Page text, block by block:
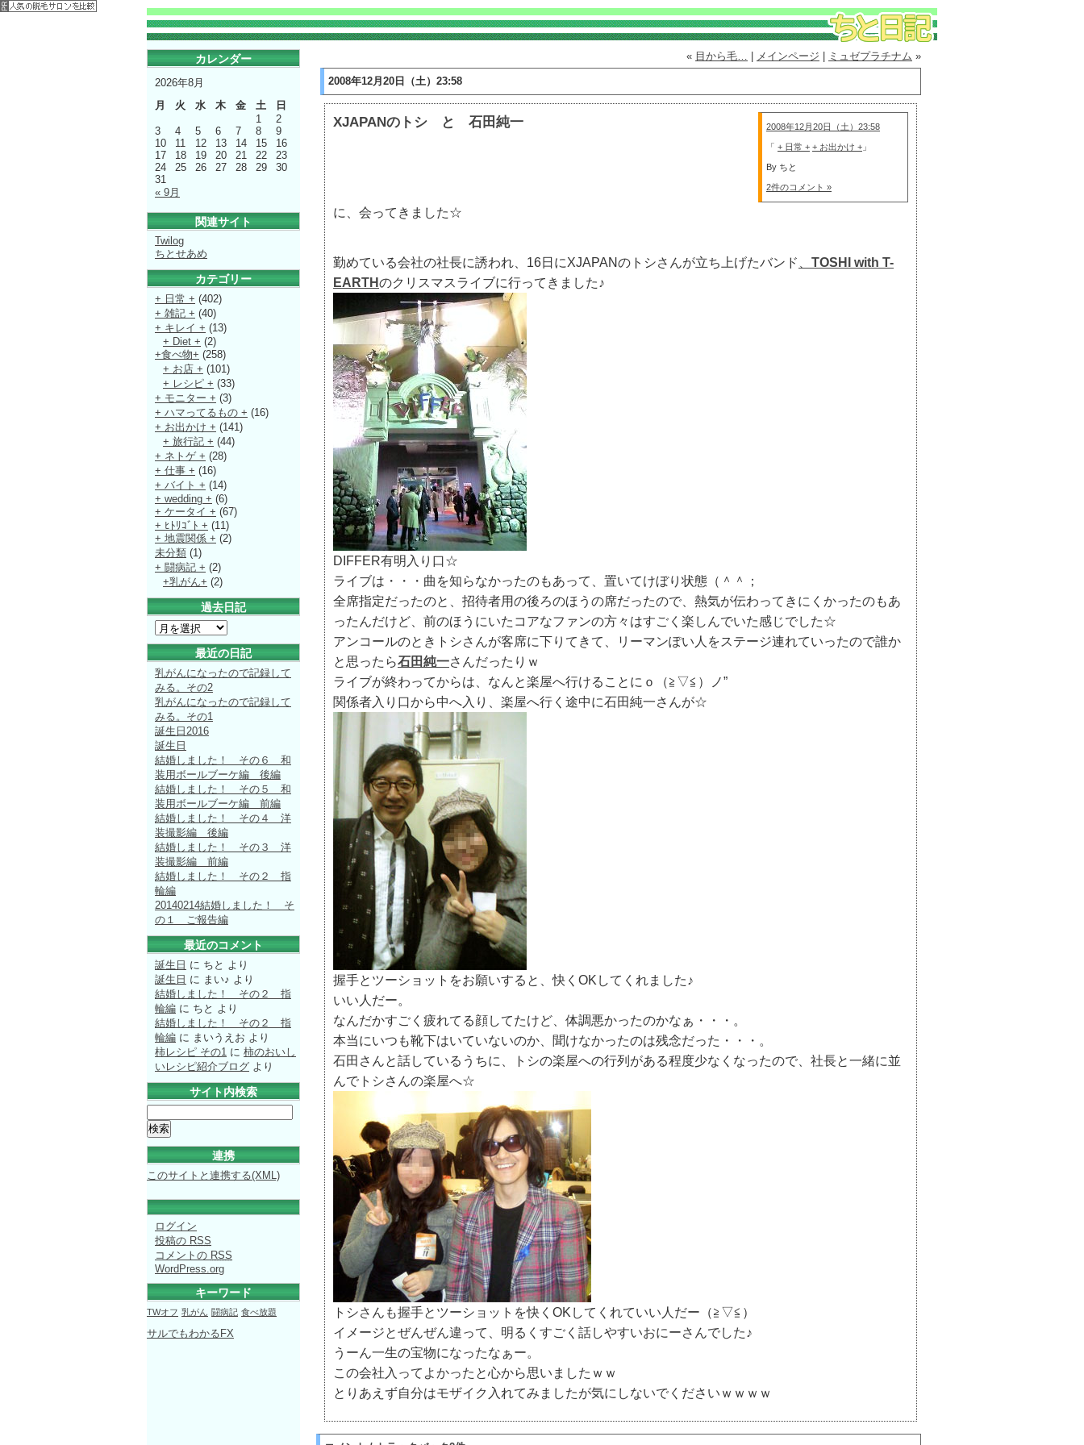
« 目から毛… メインページ ミュゼプラチナム »
2008年12月20日（土）23:58
2008年12月20日（土）23:58
「 + 日常 + + お出かけ + 」
By ちと
2件のコメント »
XJAPANのトシ と 石田純一
に、会ってきました☆
勤めている会社の社長に誘われ、16日にXJAPANのトシさんが立ち上げたバンド
TOSHI with T-
EARTHのクリスマスライブに行ってきました♪
DIFFER有明入り口☆
ライブは・・・曲を知らなかったのもあって、置いてけぼり状態（＾＾；
全席指定だったのと、招待者用の後ろのほうの席だったので、熱気が伝わってきにくかったのもあ
ったんだけど、前のほうにいたコアなファンの方々はすごく楽しんでいた感じでした☆
アンコールのときトシさんが客席に下りてきて、リーマンぽい人をステージ連れていったので誰か
と思ったら石田純一さんだったりｗ
ライブが終わってからは、なんと楽屋へ行けることにｏ（≧▽≦）ノ”
関係者入り口から中へ入り、楽屋へ行く途中に石田純一さんが☆
握手とツーショットをお願いすると、快くOKしてくれました♪
いい人だー。
なんだかすごく疲れてる顔してたけど、体調悪かったのかなぁ・・・。
本当にいつも靴下はいていないのか、聞けなかったのは残念だった・・・。
石田さんと話しているうちに、トシの楽屋への行列がある程度少なくなったので、社長と一緒に並
んでトシさんの楽屋へ☆
トシさんも握手とツーショットを快くOKしてくれていい人だー（≧▽≦）
イメージとぜんぜん違って、明るくすごく話しやすいおにーさんでした♪
うーん一生の宝物になったなぁー。
この会社入ってよかったと心から思いましたｗｗ
とりあえず自分はモザイク入れてみましたが気にしないでくださいｗｗｗｗ
カレンダー
2026年8月
月
火 水 木 金 土 日
« 9月
1
2
3
4 5 6 7 8
9
10
11 12 13 14 15
16
17
18 19 20 21 22
23
24
25 26 27 28 29
30
31
関連サイト
Twilog
ちとせあめ
カテゴリー
+ 日常 + (402)
+ 雑記 + (40)
+ キレイ + (13)
+ Diet + (2)
+食べ物+ (258)
+ お店 + (101)
+ レシピ + (33)
+ モニター + (3)
+ ハマってるもの + (16)
+ お出かけ + (141)
+ 旅行記 + (44)
+ ネトゲ + (28)
+ 仕事 + (16)
+ バイト + (14)
+ wedding + (6)
+ ケータイ + (67)
+ ﾋﾄﾘｺﾞﾄ + (11)
+ 地震関係 + (2)
未分類 (1)
+ 闘病記 + (2)
+乳がん+ (2)
過去日記
最近の日記
乳がんになったので記録して
みる。その2
乳がんになったので記録して
みる。その1
誕生日2016
誕生日
結婚しました！ その６ 和
装用ボールブーケ編 後編
結婚しました！ その５ 和
装用ボールブーケ編 前編
結婚しました！ その４ 洋
装撮影編 後編
結婚しました！ その３ 洋
装撮影編 前編
結婚しました！ その２ 指
輪編
20140214結婚しました！ そ
の１ ご報告編
最近のコメント
誕生日 に ちと より
誕生日 に まい♪ より
結婚しました！ その２ 指
輪編 に ちと より
結婚しました！ その２ 指
輪編 に まいうえお より
柿レシピ その1 に 柿のおいし
いレシピ紹介ブログ より
サイト内検索
連携
このサイトと連携する(XML)
ログイン
投稿の RSS
コメントの RSS
WordPress.org
キーワード
TWオフ 乳がん 闘病記 食べ放題
サルでもわかるFX